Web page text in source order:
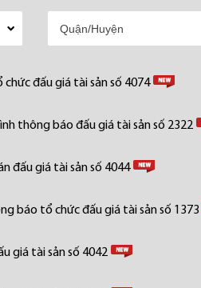
đấu giá tài sản số 4074
thông báo đấu giá tài sản số 2322
đấu giá tài sản số 4044
báo tổ chức đấu giá tài sản số 1373
giá tài sản số 4042